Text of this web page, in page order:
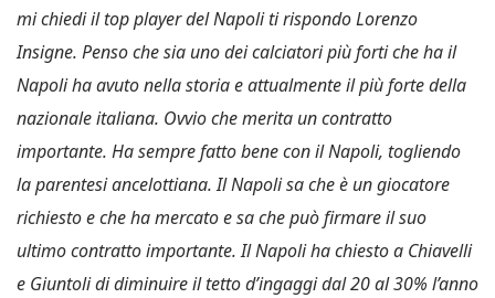
mi chiedi il top player del Napoli ti rispondo Lorenzo
Insigne. Penso che sia uno dei calciatori più forti che ha il
Napoli ha avuto nella storia e attualmente il più forte della
nazionale italiana. Ovvio che merita un contratto
importante. Ha sempre fatto bene con il Napoli, togliendo
la parentesi ancelottiana. Il Napoli sa che è un giocatore
richiesto e che ha mercato e sa che può firmare il suo
ultimo contratto importante. Il Napoli ha chiesto a Chiavelli
e Giuntoli di diminuire il tetto d’ingaggi dal 20 al 30% l’anno